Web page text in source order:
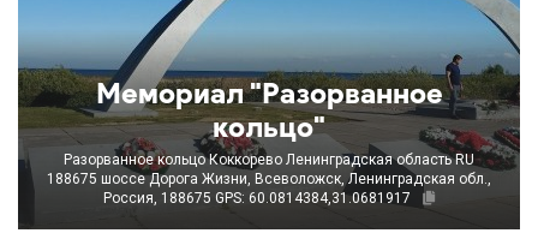
Мемориал "Разорванное
кольцо"
Разорванное кольцо Коккорево Ленинградская область RU
188675 шоссе Дорога Жизни, Всеволожск, Ленинградская обл.,
Россия, 188675 GPS: 60.0814384,31.0681917